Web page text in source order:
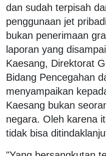
dan sudah terpisah
penggunaan jet
bukan penerimaan
laporan yang
Kaesang, Direktorat
Bidang Pencegahan
menyampaikan
Kaesang bukan
negara. Oleh karena
tidak bisa